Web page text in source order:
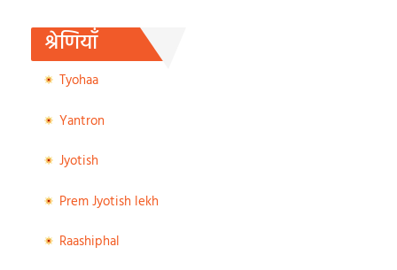
श्रेणियाँ
Tyohaa
Yantron
Jyotish
Prem Jyotish lekh
Raashiphal